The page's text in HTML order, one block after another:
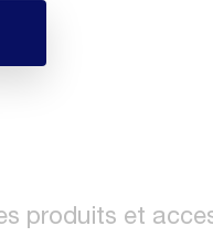
produits et